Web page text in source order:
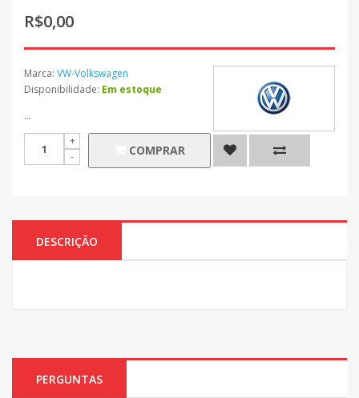
R$0,00
Marca: VW-Volkswagen
Disponibilidade: Em estoque
...
COMPRAR
DESCRIÇÃO
PERGUNTAS